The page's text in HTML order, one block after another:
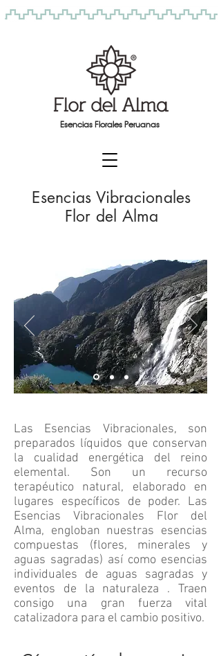
Esencias Florales Peruanas
Esencias Vibracionales
Flor del Alma
Las Esencias Vibracionales, son
preparados líquidos que conservan
la cualidad energética del reino
elemental. Son un recurso
terapéutico natural, elaborado en
lugares específicos de poder. Las
Esencias Vibracionales Flor del
Alma, engloban nuestras esencias
compuestas (flores, minerales y
aguas sagradas) así como esencias
individuales de aguas sagradas y
eventos de la naturaleza . Traen
consigo una gran fuerza vital
catalizadora para el cambio positivo.